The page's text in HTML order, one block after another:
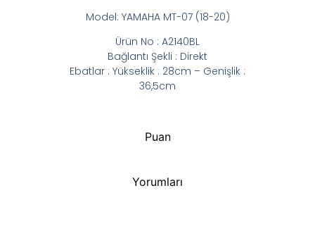
Puan
Yorumları
Model: YAMAHA MT-07 (18-20)
Ürün No : A2140BL
Bağlantı Şekli : Direkt
Ebatlar : Yükseklik : 28cm – Genişlik :
36,5cm